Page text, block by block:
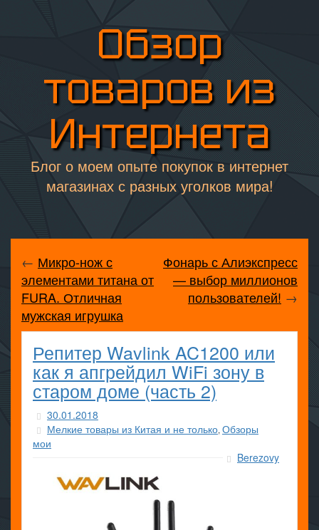
Обзор
товаров из
Интернета
Блог о моем опыте покупок в интернет
магазинах с разных уголков мира!
← Микро-нож с
элементами титана от
FURA. Отличная
мужская игрушка
Фонарь с Алиэкспресс
— выбор миллионов
пользователей! →
Репитер Wavlink AC1200 или
как я апгрейдил WiFi зону в
старом доме (часть 2)
30.01.2018
Мелкие товары из Китая и не только, Обзоры
мои
Berezovy